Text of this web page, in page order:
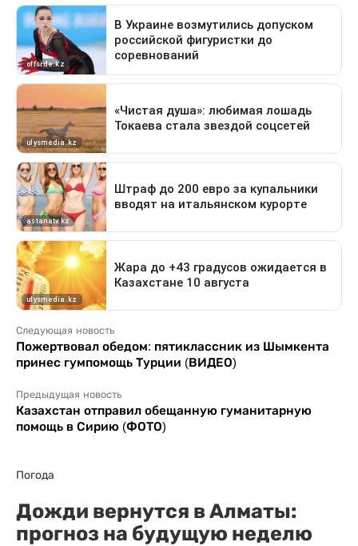
Следующая новость
Пожертвовал обедом: пятиклассник из Шымкента
принес гумпомощь Турции (ВИДЕО)
Предыдущая новость
Казахстан отправил обещанную гуманитарную
помощь в Сирию (ФОТО)
Погода
Дожди вернутся в Алматы:
прогноз на будущую неделю